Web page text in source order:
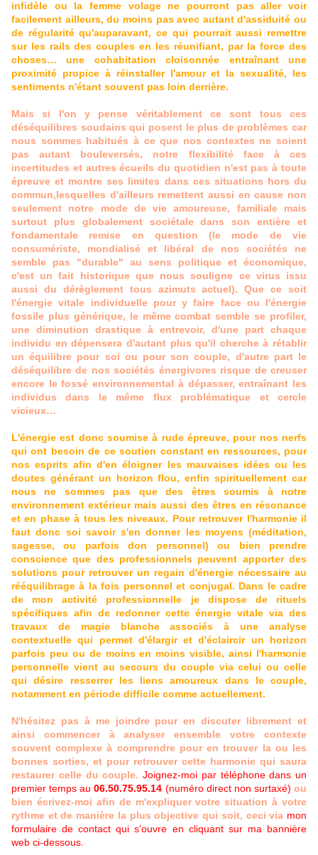
infidèle ou la femme volage ne pourront pas aller voir
facilement ailleurs, du moins pas avec autant d'assiduité ou
de régularité qu'auparavant, ce qui pourrait aussi remettre
sur les rails des couples en les réunifiant, par la force des
choses… une cohabitation cloisonnée entraînant une
proximité propice à réinstaller l'amour et la sexualité, les
sentiments n'étant souvent pas loin derrière.
Mais si l'on y pense véritablement ce sont tous ces
déséquilibres soudains qui posent le plus de problèmes car
nous sommes habitués à ce que nos contextes ne soient
pas autant bouleversés, notre flexibilité face à ces
incertitudes et autres écueils du quotidien n'est pas à toute
épreuve et montre ses limites dans ces situations hors du
commun,lesquelles d'ailleurs remettent aussi en cause non
seulement notre mode de vie amoureuse, familiale mais
surtout plus globalement sociétale dans son entière et
fondamentale remise en question (le mode de vie
consumériste, mondialisé et libéral de nos sociétés ne
semble pas "durable" au sens politique et économique,
c'est un fait historique que nous souligne ce virus issu
aussi du dérèglement tous azimuts actuel). Que ce soit
l'énergie vitale individuelle pour y faire face ou l'énergie
fossile plus générique, le même combat semble se profiler,
une diminution drastique à entrevoir, d'une part chaque
individu en dépensera d'autant plus qu'il cherche à rétablir
un équilibre pour soi ou pour son couple, d'autre part le
déséquilibre de nos sociétés énergivores risque de creuser
encore le fossé environnemental à dépasser, entraînant les
individus dans le même flux problématique et cercle
vicieux…
L'énergie est donc soumise à rude épreuve, pour nos nerfs
qui ont besoin de ce soutien constant en ressources, pour
nos esprits afin d'en éloigner les mauvaises idées ou les
doutes générant un horizon flou, enfin spirituellement car
nous ne sommes pas que des êtres soumis à notre
environnement extérieur mais aussi des êtres en résonance
et en phase à tous les niveaux. Pour retrouver l'harmonie il
faut donc soi savoir s'en donner les moyens (méditation,
sagesse, ou parfois don personnel) ou bien prendre
conscience que des professionnels peuvent apporter des
solutions pour retrouver un regain d'énergie nécessaire au
rééquilibrage à la fois personnel et conjugal. Dans le cadre
de mon activité professionnelle je dispose de rituels
spécifiques afin de redonner cette énergie vitale via des
travaux de magie blanche associés à une analyse
contextuelle qui permet d'élargir et d'éclaircir un horizon
parfois peu ou de moins en moins visible, ainsi l'harmonie
personnelle vient au secours du couple via celui ou celle
qui désire resserrer les liens amoureux dans le couple,
notamment en période difficile comme actuellement.
N'hésitez pas à me joindre pour en discuter librement et
ainsi commencer à analyser ensemble votre contexte
souvent complexe à comprendre pour en trouver la ou les
bonnes sorties, et pour retrouver cette harmonie qui saura
restaurer celle du couple. Joignez-moi par téléphone dans un
premier temps au06.50.75.95.14 (numéro direct non surtaxé) ou
bien écrivez-moi afin de m'expliquer votre situation à votre
rythme et de manière la plus objective qui soit, ceci via mon
formulaire de contact qui s'ouvre en cliquant sur ma bannière
web ci-dessous.